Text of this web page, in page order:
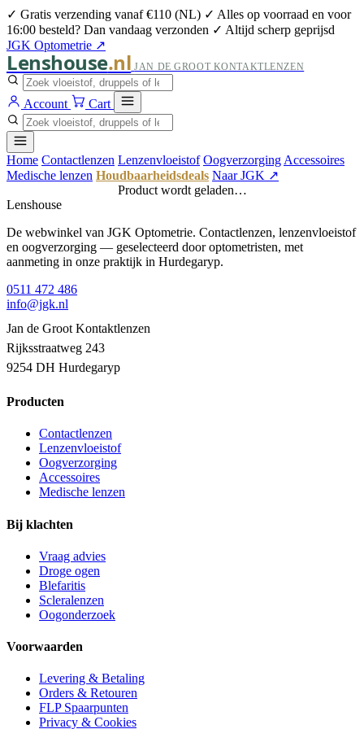
✓ Gratis verzending vanaf €110 (NL) ✓ Alles op voorraad en voor
16:00 besteld? Dan vandaag verzonden ✓ Altijd scherp geprijsd
JGK Optometrie ↗
Lenshouse.nl JAN DE GROOT KONTAKTLENZEN
Account Cart
Home Contactlenzen Lenzenvloeistof Oogverzorging Accessoires
Medische lenzen Houdbaarheidsdeals Naar JGK ↗
Product wordt geladen…
Lenshouse
De webwinkel van JGK Optometrie. Contactlenzen, lenzenvloeistof
en oogverzorging — geselecteerd door optometristen, met
aanmeting in onze praktijk in Hurdegaryp.
0511 472 486
info@jgk.nl
Jan de Groot Kontaktlenzen
Rijksstraatweg 243
9254 DH Hurdegaryp
Producten
Contactlenzen
Lenzenvloeistof
Oogverzorging
Accessoires
Medische lenzen
Bij klachten
Vraag advies
Droge ogen
Blefaritis
Scleralenzen
Oogonderzoek
Voorwaarden
Levering & Betaling
Orders & Retouren
FLP Spaarpunten
Privacy & Cookies